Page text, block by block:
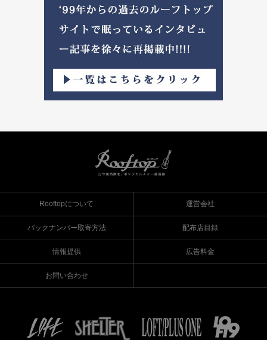
Rooftopについて 運営会社
バックナンバー取寄方法 配布店目録
情報提供 広告料金
お問い合わせ